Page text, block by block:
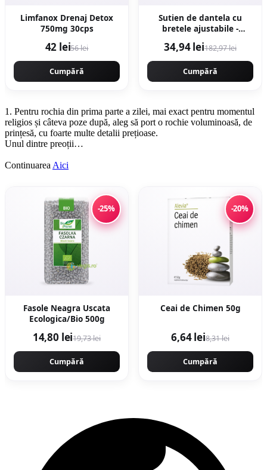
Limfanox Drenaj Detox
750mg 30cps
42 lei56 lei
Cumpără
Sutien de dantela cu
bretele ajustabile -
34,94 lei182,97 lei
Cumpără
1. Pentru rochia din prima parte a zilei, mai exact pentru momentul
religios și câteva poze după, aleg să port o rochie voluminoasă, de
prințesă, cu foarte multe detalii prețioase.
Unul dintre preoții…
Continuarea Aici
-25%
Fasole Neagra Uscata
Ecologica/Bio 500g
14,80 lei19,73 lei
Cumpără
-20%
Ceai de Chimen 50g
6,64 lei8,31 lei
Cumpără